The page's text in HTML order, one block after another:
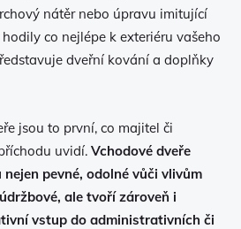
nátěr nebo úpravu imitující
co nejlépe k exteriéru vašeho
dveřní kování a doplňky
jsou to první, co majitel či
uvidí. Vchodové dveře
pevné, odolné vůči vlivům
ale tvoří zároveň i
vstup do administrativních či